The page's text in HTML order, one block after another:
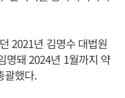
2021년 김명수 대법원
명돼 2024년 1월까지 약
괄했다.